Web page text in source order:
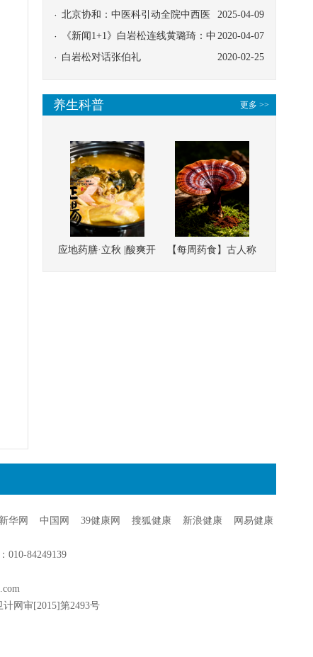
2025-04-09
北京协和：中医科引动全院中西医
协同
2020-04-07
《新闻1+1》白岩松连线黄璐琦：中
医救治的临床效果
2020-02-25
白岩松对话张伯礼
更多 >>
养生科普
应地药膳·立秋 |酸爽开
【每周药食】古人称
新华网 中国网 39健康网 搜狐健康 新浪健康
网易健康
84249139
计网审[2015]第2493号